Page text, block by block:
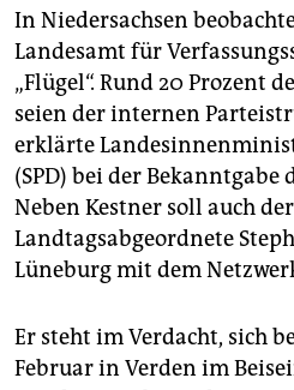
In Niedersachsen
Landesamt für
„Flügel“. Rund 20 Prozent
seien der internen
erklärte
(SPD) bei der Bekanntgabe
Neben Kestner soll auch
Landtagsabgeordnete
Lüneburg mit dem
Er steht im Verdacht, sich
Februar in Verden im